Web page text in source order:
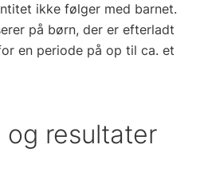
ikke følger med barnet.
på børn, der er efterladt
en periode på op til ca. et
og resultater